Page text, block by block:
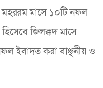
মাসে ১০টি নফল
জিলক্কদ মাসে
ইবাদত করা বাঞ্ছনীয় ও